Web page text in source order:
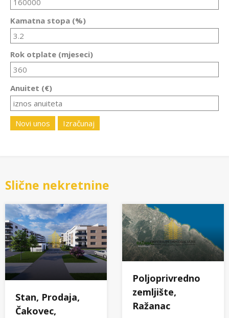
Kamatna stopa (%)
Rok otplate (mjeseci)
Anuitet (€)
Novi unos Izračunaj
Slične nekretnine
Stan, Prodaja,
Čakovec,
Poljoprivredno
zemljište,
Ražanac